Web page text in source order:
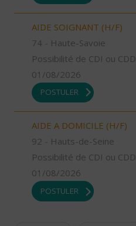
AIDE SOIGNANT (H/F)
74 - Haute-Savoie
Possibilité de CDI ou CDD
01/08/2026
POSTULER
AIDE A DOMICILE (H/F)
92 - Hauts-de-Seine
Possibilité de CDI ou CDD
01/08/2026
POSTULER